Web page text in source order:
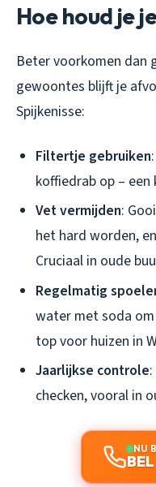
Hoe houd je
Beter voorkomen dan
gewoontes blijft je
Spijkenisse:
Filtertje gebruiken
koffiedrab op –
Vet vermijden:
het hard worden,
Cruciaal in oude
Regelmatig
water met soda
top voor huizen in
Jaarlijkse controle
checken, vooral in
NU